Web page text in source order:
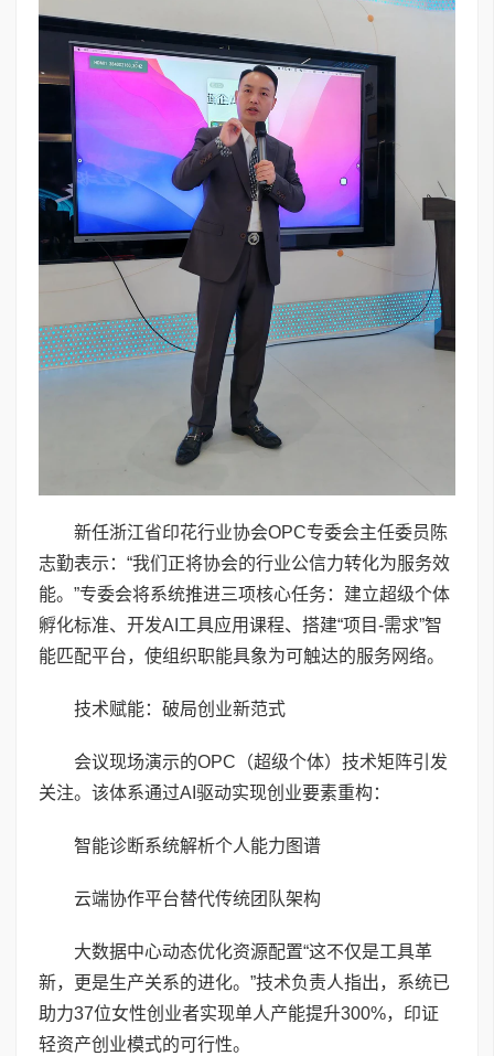
新任浙江省印花行业协会OPC专委会主任委员陈
志勤表示：“我们正将协会的行业公信力转化为服务效
能。”专委会将系统推进三项核心任务：建立超级个体
孵化标准、开发AI工具应用课程、搭建“项目-需求”智
能匹配平台，使组织职能具象为可触达的服务网络。
技术赋能：破局创业新范式
会议现场演示的OPC（超级个体）技术矩阵引发
关注。该体系通过AI驱动实现创业要素重构：
智能诊断系统解析个人能力图谱
云端协作平台替代传统团队架构
大数据中心动态优化资源配置“这不仅是工具革
新，更是生产关系的进化。”技术负责人指出，系统已
助力37位女性创业者实现单人产能提升300%，印证
轻资产创业模式的可行性。